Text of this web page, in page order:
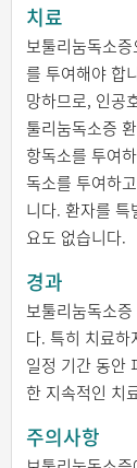
치료
보툴리눔독소
를 투여해야 합
망하므로, 인공
툴리눔독소증
항독소를 투여
독소를 투여하
니다. 환자를 특
요도 없습니다.
경과
보툴리눔독소
다. 특히 치료
일정 기간 동안
한 지속적인 치
주의사항